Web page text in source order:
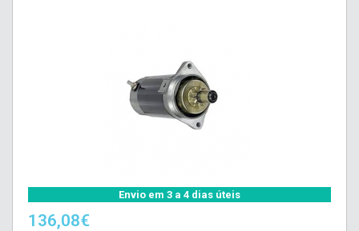
Envio em 3 a 4 dias úteis
136,08€